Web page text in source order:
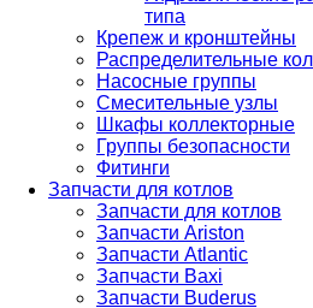
типа
Крепеж и кронштейны
Распределительные
Насосные группы
Смесительные узлы
Шкафы коллекторные
Группы безопасности
Фитинги
Запчасти для котлов
Запчасти для котлов
Запчасти Ariston
Запчасти Atlantic
Запчасти Baxi
Запчасти Buderus